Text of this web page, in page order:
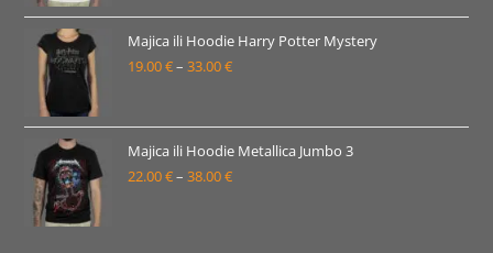
od
19.00 €
do
Majica ili Hoodie Harry Potter Mystery
19.00€– 33.00€Raspon
od
19.00 €
do
Majica ili Hoodie Metallica Jumbo 3
22.00€– 38.00€Raspon